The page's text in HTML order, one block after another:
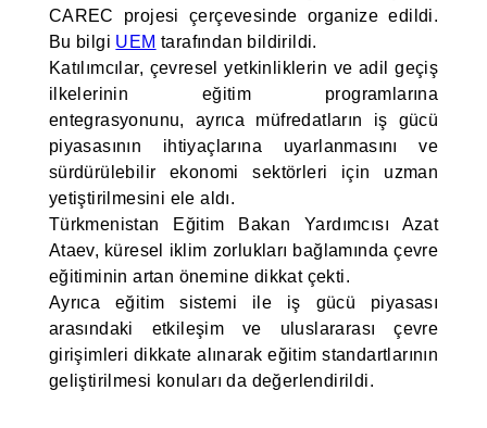
CAREC projesi çerçevesinde organize edildi.
Bu bilgi UEM tarafından bildirildi.
Katılımcılar, çevresel yetkinliklerin ve adil geçiş
ilkelerinin eğitim programlarına
entegrasyonunu, ayrıca müfredatların iş gücü
piyasasının ihtiyaçlarına uyarlanmasını ve
sürdürülebilir ekonomi sektörleri için uzman
yetiştirilmesini ele aldı.
Türkmenistan Eğitim Bakan Yardımcısı Azat
Ataev, küresel iklim zorlukları bağlamında çevre
eğitiminin artan önemine dikkat çekti.
Ayrıca eğitim sistemi ile iş gücü piyasası
arasındaki etkileşim ve uluslararası çevre
girişimleri dikkate alınarak eğitim standartlarının
geliştirilmesi konuları da değerlendirildi.